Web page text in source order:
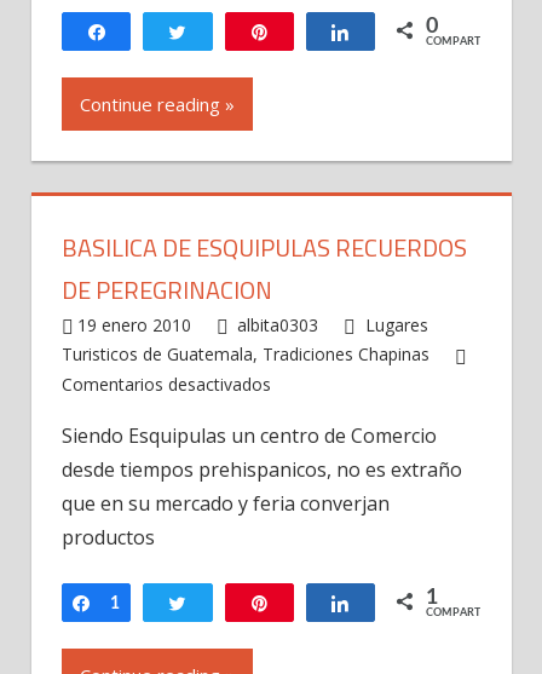
Compartir Twittear Compartir
0
COMPARTIR
Continue reading »
BASILICA DE ESQUIPULAS RECUERDOS
DE PEREGRINACION
19 enero 2010 albita0303
Lugares
Turisticos de Guatemala, Tradiciones Chapinas
Comentarios desactivados
de
Esquipulas
Recuerdos
Siendo Esquipulas un centro de Comercio
desde tiempos prehispanicos, no es extraño
que en su mercado y feria converjan
productos
Compartir
1 Twittear Compartir
1
COMPARTIR